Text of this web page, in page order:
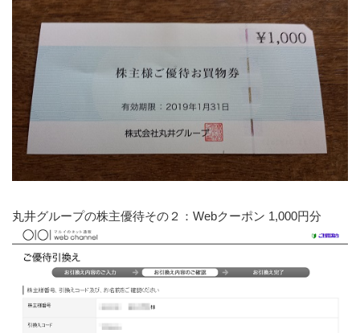
丸井グループの株主優待その２：Webクーポン 1,000円分